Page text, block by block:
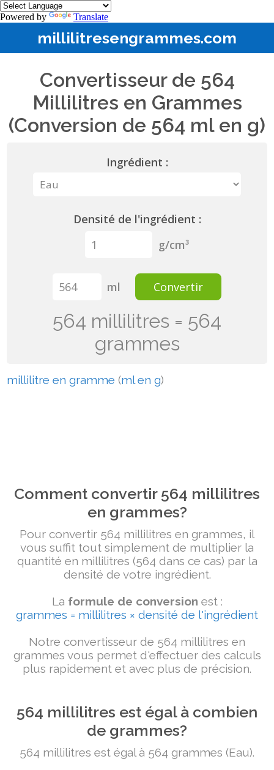
Powered by Translate
millilitresengrammes.com
Convertisseur de 564
Millilitres en Grammes
(Conversion de 564 ml en g)
Ingrédient :
Densité de l'ingrédient :
g/cm³
ml Convertir
564 millilitres = 564
grammes
millilitre en gramme (ml en g)
Comment convertir 564 millilitres
en grammes?
Pour convertir 564 millilitres en grammes, il
vous suffit tout simplement de multiplier la
quantité en millilitres (564 dans ce cas) par la
densité de votre ingrédient.
La formule de conversion est :
grammes = millilitres × densité de l'ingrédient
Notre convertisseur de 564 millilitres en
grammes vous permet d'effectuer des calculs
plus rapidement et avec plus de précision.
564 millilitres est égal à combien
de grammes?
564 millilitres est égal à 564 grammes (Eau).